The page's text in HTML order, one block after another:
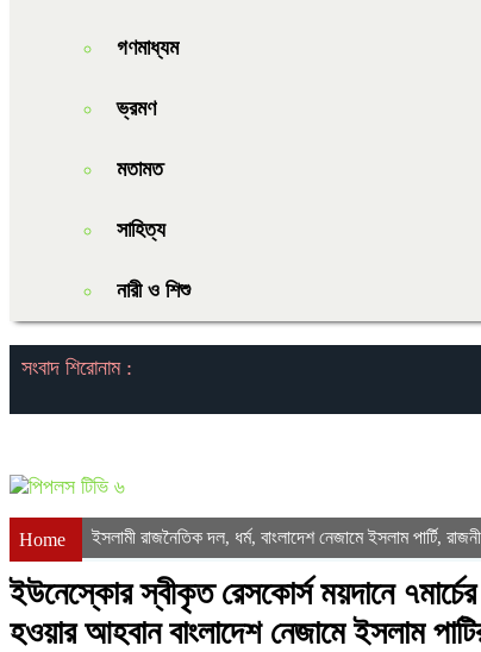
গণমাধ্যম
ভ্রমণ
মতামত
সাহিত্য
নারী ও শিশু
সংবাদ শিরোনাম :
Home ইসলামী রাজনৈতিক দল, ধর্ম, বাংলাদেশ নেজামে ইসলাম পার্টি,
ইউনেস্কোর স্বীকৃত রেসকোর্স ময়দানে
হওয়ার আহবান বাংলাদেশ নেজামে ইসলাম